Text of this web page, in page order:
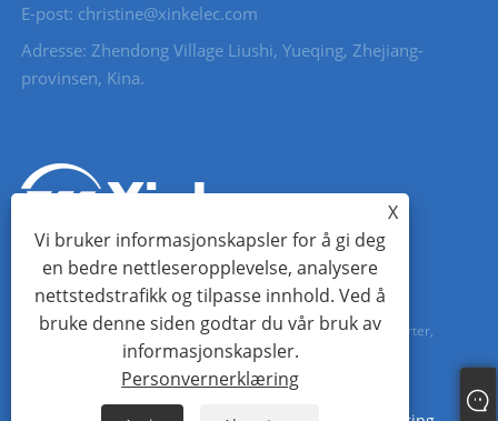
E-post: christine@xinkelec.com
Adresse: Zhendong Village Liushi, Yueqing, Zhejiang-
provinsen, Kina.
Copyright © 2023 Wenzhou Xinkong Imp&exp Co.,Ltd. - Mykstarter,
vannmåler, ultralydvannmåler - Alle rettigheter forbeholdt.
X
Vi bruker informasjonskapsler for å gi deg
en bedre nettleseropplevelse, analysere
nettstedstrafikk og tilpasse innhold. Ved å
bruke denne siden godtar du vår bruk av
informasjonskapsler.
Personvernerklæring